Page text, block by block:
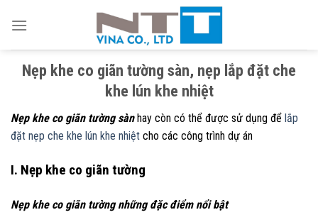
Nẹp khe co giãn tường sàn, nẹp lắp đặt che
khe lún khe nhiệt
Nẹp khe co giãn tường sàn hay còn có thể được sử dụng để lắp
đặt nẹp che khe lún khe nhiệt cho các công trình dự án
I. Nẹp khe co giãn tường
Nẹp khe co giãn tường những đặc điểm nổi bật